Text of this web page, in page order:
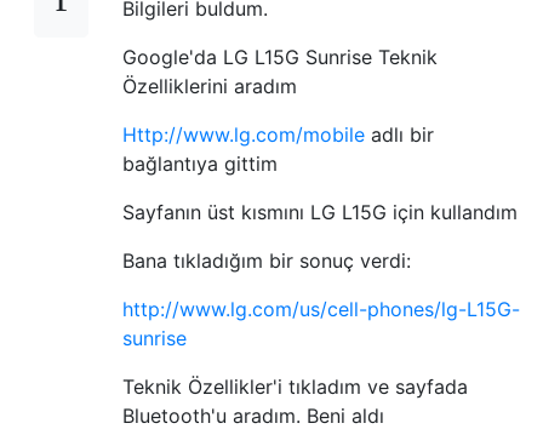
Bilgileri buldum.
Google'da LG L15G Sunrise Teknik
Özelliklerini aradım
Http://www.lg.com/mobile adlı bir
bağlantıya gittim
Sayfanın üst kısmını LG L15G için kullandım
Bana tıkladığım bir sonuç verdi:
http://www.lg.com/us/cell-phones/lg-L15G-
sunrise
Teknik Özellikler'i tıkladım ve sayfada
Bluetooth'u aradım. Beni aldı